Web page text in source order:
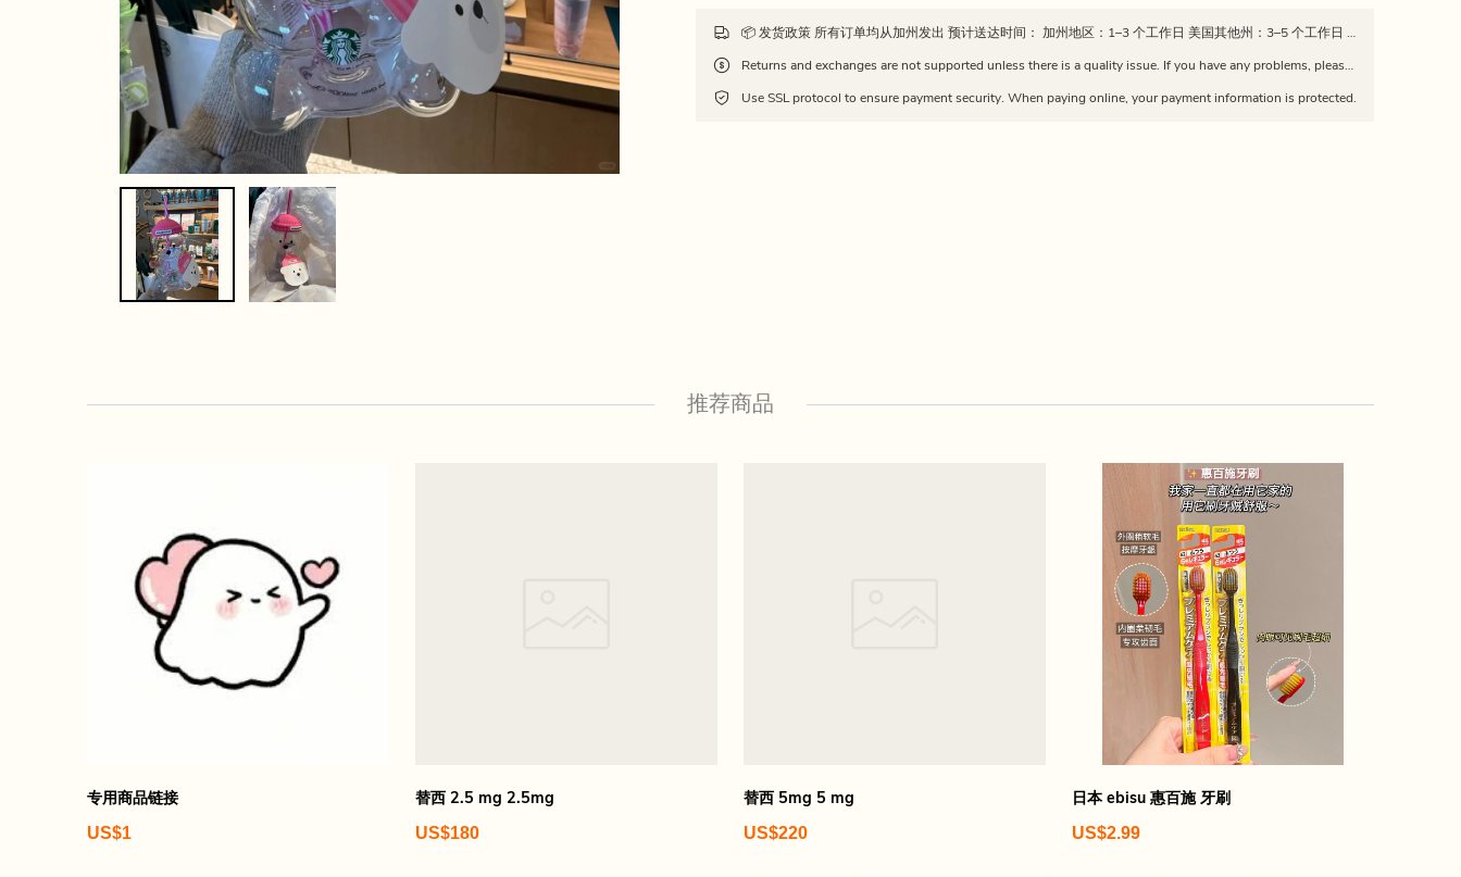
📦 发货政策 所有订单均从加州发出 预计送达时间： 加州地区：1–3 个工作日 美国其他州：3–5 个工作日 订单发货后，我们会提供物流追踪信息。 请注意：因快递公司延误、天气或节假日，实际送达时间可能有所不同。 Estimated delivery time: California: 1–3 business days Other U.S. states: 3–5 business days Tracking information will be provided once the order is shipped. Please note: delivery times may vary due to carrier delays, weather, or holidays.
Returns and exchanges are not supported unless there is a quality issue. If you have any problems, please feel free to contact us via WeChat: dajiang226688
Use SSL protocol to ensure payment security. When paying online, your payment information is protected.
推荐商品
专用商品链接
US$1
替西 2.5 mg 2.5mg
US$180
替西 5mg 5 mg
US$220
日本 ebisu 惠百施 牙刷
US$2.99